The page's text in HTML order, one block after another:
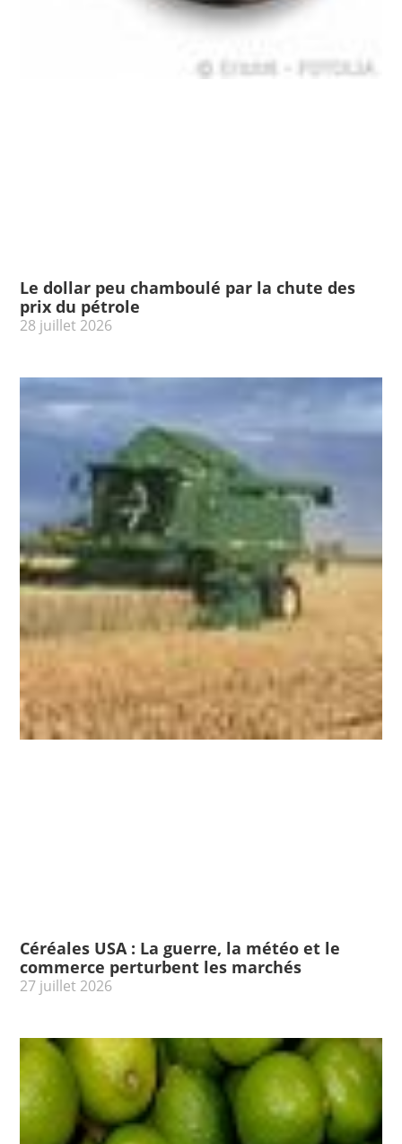
Le dollar peu chamboulé par la chute des
prix du pétrole
28 juillet 2026
Céréales USA : La guerre, la météo et le
commerce perturbent les marchés
27 juillet 2026